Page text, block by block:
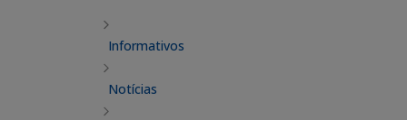
Informativos
Notícias